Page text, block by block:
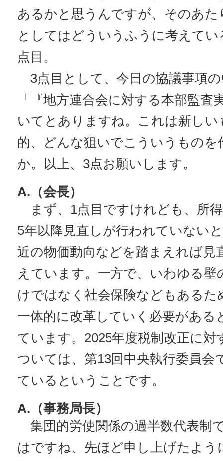
あるかと思うんですが、そのあた
としてはどういうふうに考えて
点目。
3点目として、今日の協議事項
「『地方連合会に対する本部監査
いてとありますね。これは新し
的、どんな狙いでこういうものを
か。以上、3点お願いします。
A.（会長）
まず、1点目ですけれども、所
5年以降見直しが行われていない
近の物価動向などを踏まえれば見
えています。一方で、いわゆる壁
けではなく社会保険などもあるた
一体的に改革していく必要がある
ています。2025年度税制改正に対
ついては、第13回中央執行委員会
ているということです。
A.（事務局長）
集団的労使関係の過半数代表制
はですね、先ほど申し上げたよう